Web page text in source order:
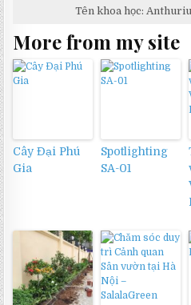
Tên khoa học:
More from my site
Cây Đại Phú
Gia
Spotlighting
SA-01